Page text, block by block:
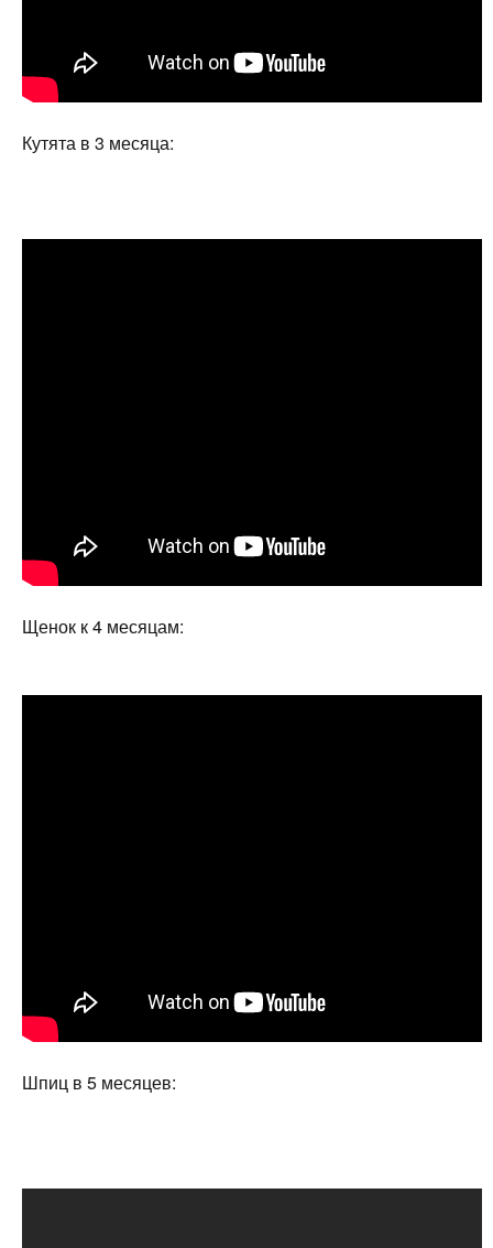
Кутята в 3 месяца:
Щенок к 4 месяцам:
Шпиц в 5 месяцев: